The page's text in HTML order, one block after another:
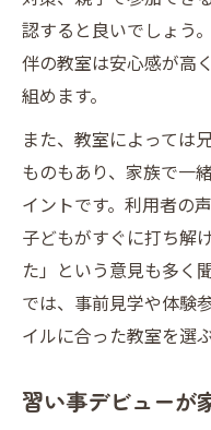
初めての不安
認すると良いでしょう
伴の教室は安心感が高
組めます。
また、教室によっては
ものもあり、家族で一
イントです。利用者の
子どもがすぐに打ち解
た」という意見も多く
では、事前見学や体験
イルに合った教室を選
習い事デビューが